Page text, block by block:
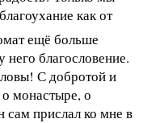
как от
ещё больше
него благословение.
С добротой и
монастыре, о
сам прислал ко мне в